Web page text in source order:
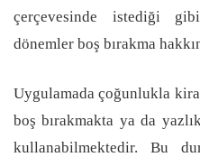
çerçevesinde istediği
dönemler boş bırakma
Uygulamada çoğunlukla
boş bırakmakta ya da
kullanabilmektedir. Bu